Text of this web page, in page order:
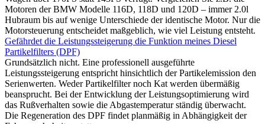
Motoren der BMW Modelle 116D, 118D und 120D – immer 2.0l
Hubraum bis auf wenige Unterschiede der identische Motor. Nur die
Motorsteuerung entscheidet maßgeblich, wie viel Leistung entsteht.
Gefährdet die Leistungssteigerung die Funktion meines Diesel
Partikelfilters (DPF)
Grundsätzlich nicht. Eine professionell ausgeführte
Leistungssteigerung entspricht hinsichtlich der Partikelemission den
Serienwerten. Weder Partikelfilter noch Kat werden übermäßig
beansprucht. Bei der Entwicklung der Leistungsoptimierung wird
das Rußverhalten sowie die Abgastemperatur ständig überwacht.
Die Regeneration des DPF findet planmäßig in Abhängigkeit der